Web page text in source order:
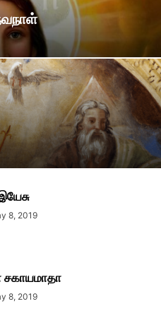
8, 2019
சகாயமாதா
8, 2019